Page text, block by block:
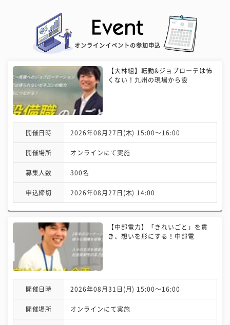
オンラインイベントの参加申込
【大林組】転勤&ジョブローテは怖
くない！九州の現場から設
開催日時 2026年08月27日(木) 15:00〜16:00
開催場所 オンラインにて実施
募集人数 300名
申込締切 2026年08月27日(木) 14:00
【中部電力】「きれいごと」を貫
き、想いを形にする！中部電
開催日時 2026年08月31日(月) 15:00〜16:00
開催場所 オンラインにて実施